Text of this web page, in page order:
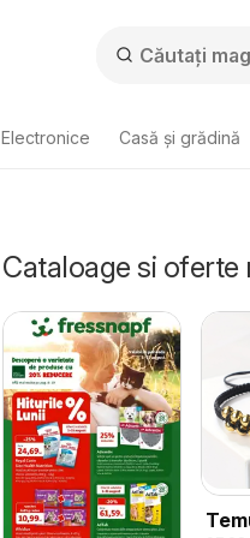
Electronice Casă și grădină
Cataloage si